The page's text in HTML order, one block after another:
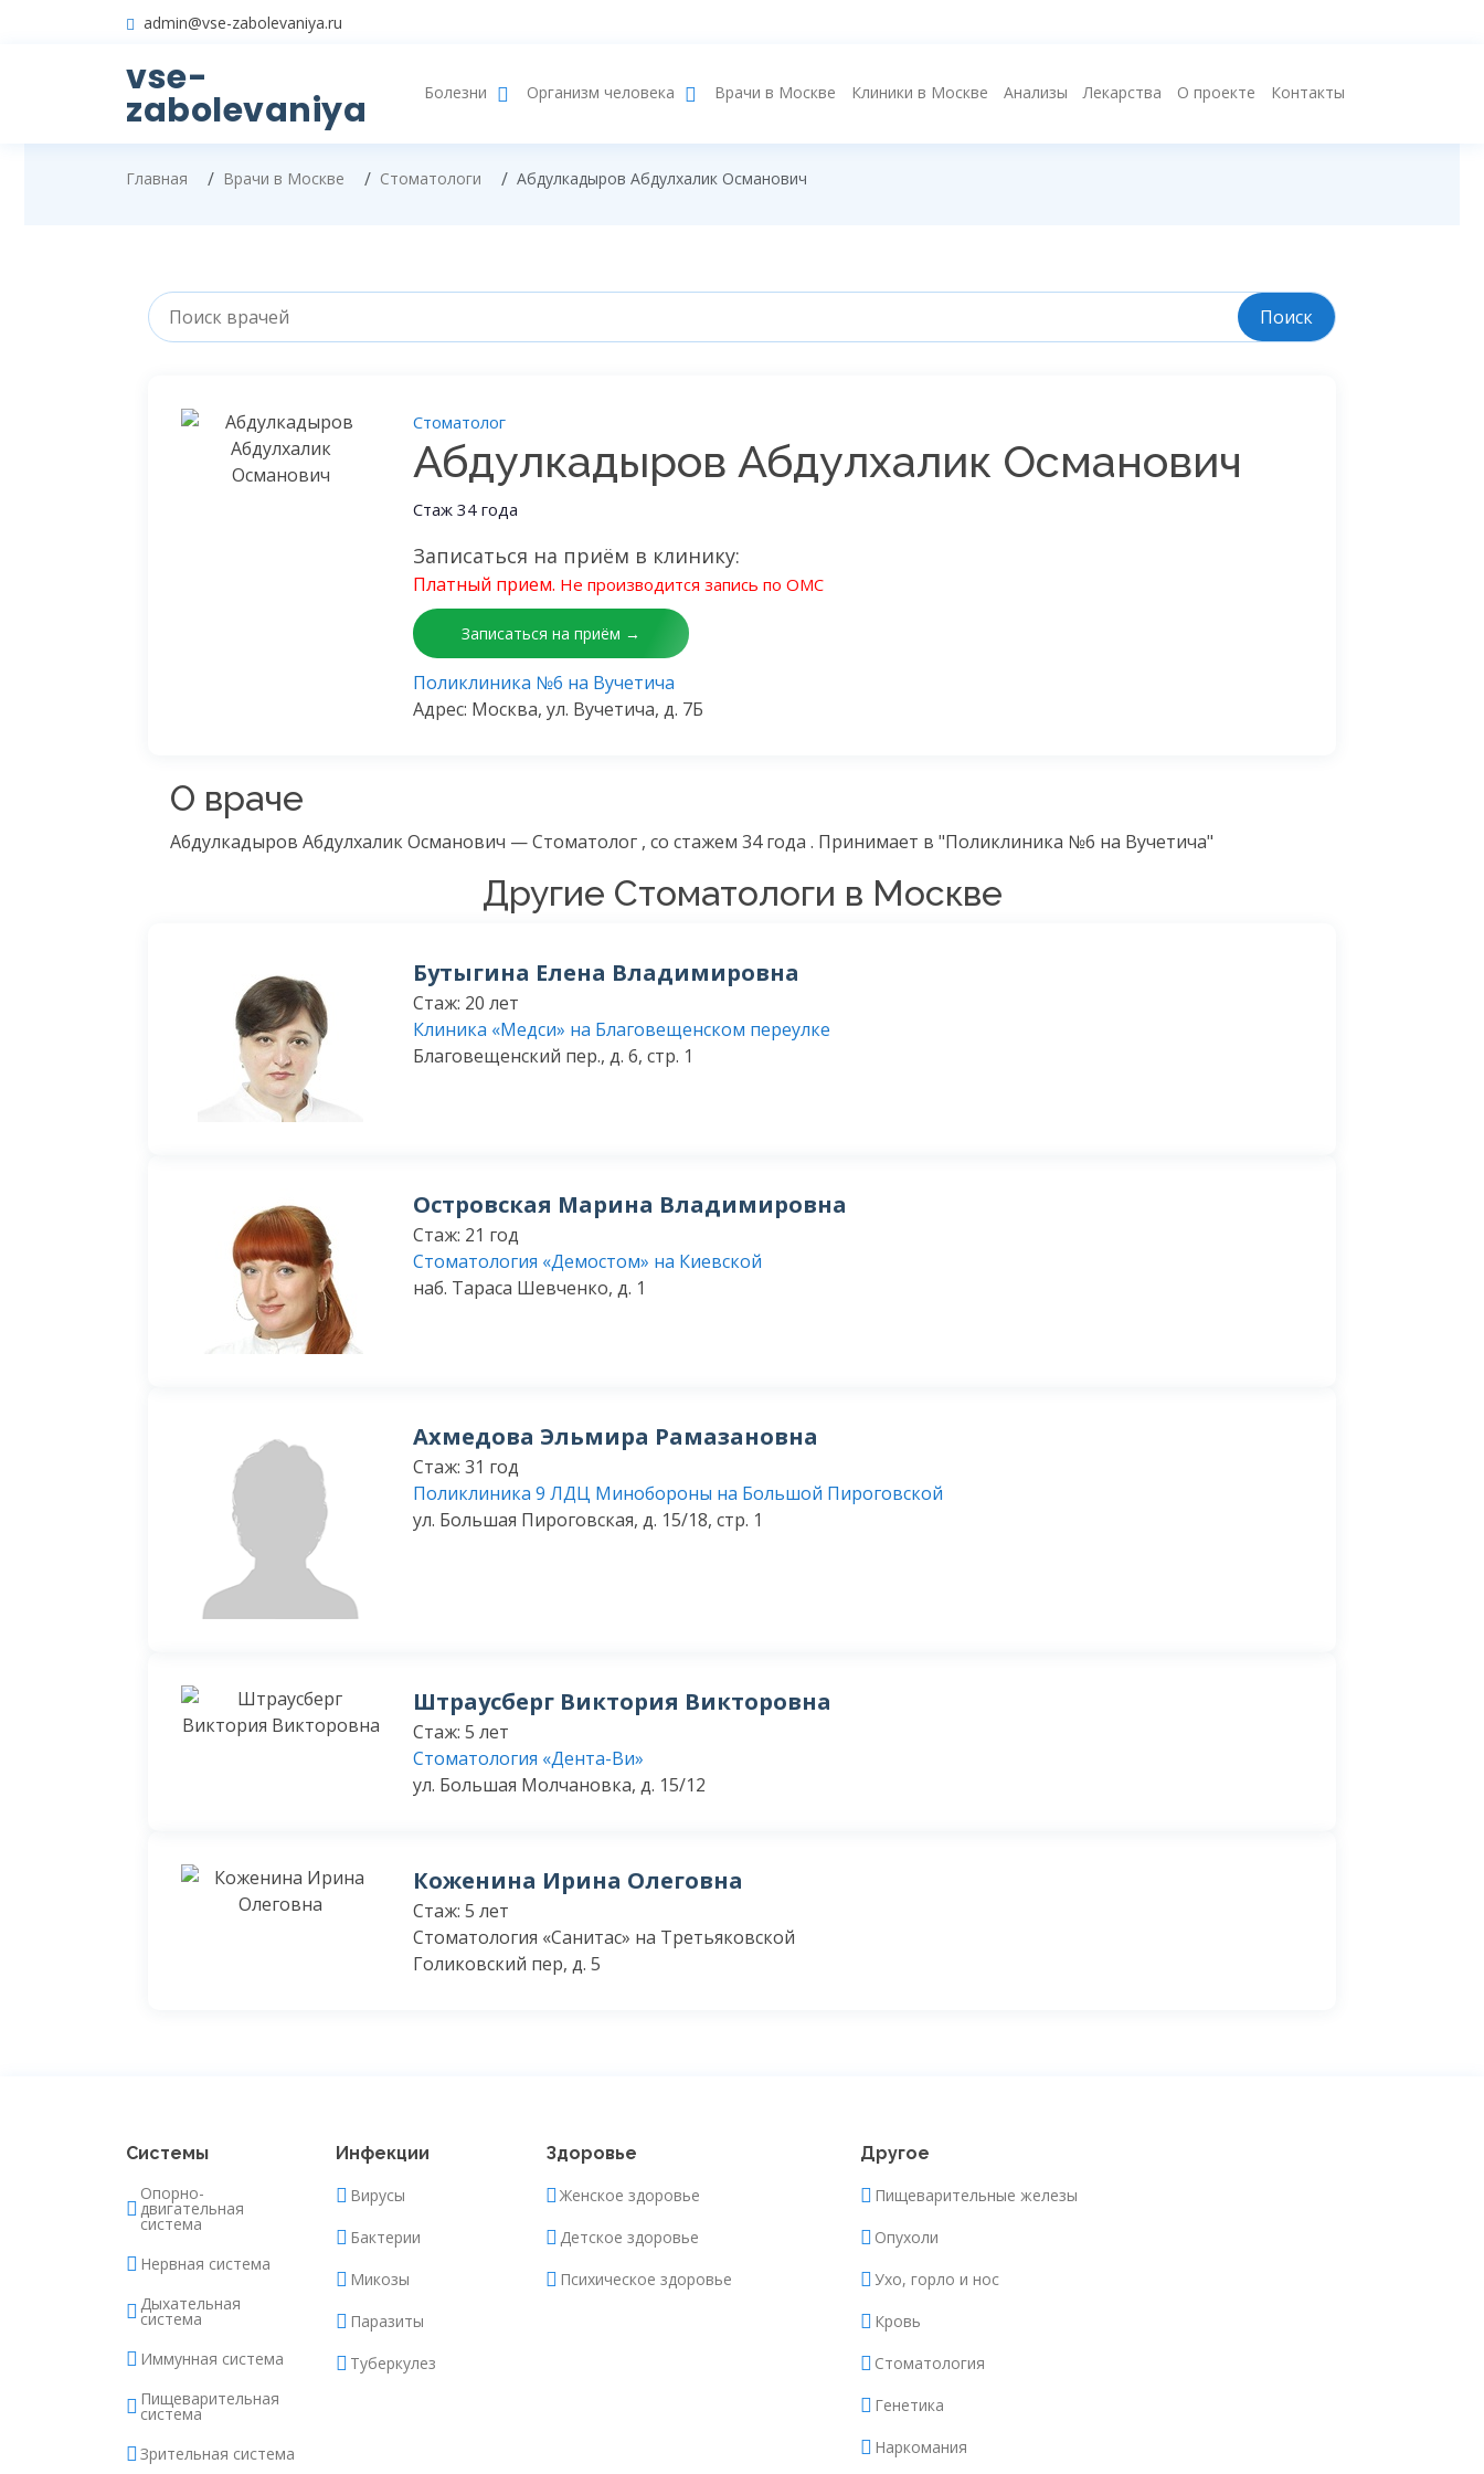
admin@vse-zabolevaniya.ru
vse-
zabolevaniya Болезни Организм человека Врачи в Москве Клиники в Москве Анализы Лекарства О проекте Контакты
Главная Врачи в Москве Стоматологи Абдулкадыров Абдулхалик Османович
Стоматолог
Абдулкадыров Абдулхалик Османович
Стаж 34 года
Записаться на приём в клинику:
Платный прием. Не производится запись по ОМС
Записаться на приём →
Поликлиника №6 на Вучетича
Адрес: Москва, ул. Вучетича, д. 7Б
О враче
Абдулкадыров Абдулхалик Османович — Стоматолог , со стажем 34 года . Принимает в "Поликлиника №6 на Вучетича"
Другие Стоматологи в Москве
Бутыгина Елена Владимировна
Стаж: 20 лет
Клиника «Медси» на Благовещенском переулке
Благовещенский пер., д. 6, стр. 1
Островская Марина Владимировна
Стаж: 21 год
Стоматология «Демостом» на Киевской
наб. Тараса Шевченко, д. 1
Ахмедова Эльмира Рамазановна
Стаж: 31 год
Поликлиника 9 ЛДЦ Минобороны на Большой Пироговской
ул. Большая Пироговская, д. 15/18, стр. 1
Штраусберг Виктория Викторовна
Стаж: 5 лет
Стоматология «Дента-Ви»
ул. Большая Молчановка, д. 15/12
Коженина Ирина Олеговна
Стаж: 5 лет
Стоматология «Санитас» на Третьяковской
Голиковский пер, д. 5
Системы
Опорно-
двигательная
система
Нервная система
Дыхательная
система
Иммунная система
Пищеварительная
система
Зрительная система
Инфекции
Вирусы
Бактерии
Микозы
Паразиты
Туберкулез
Здоровье
Женское здоровье
Детское здоровье
Психическое здоровье
Другое
Пищеварительные железы
Опухоли
Ухо, горло и нос
Кровь
Стоматология
Генетика
Наркомания